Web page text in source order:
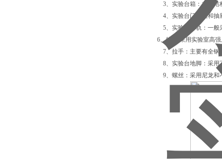
3、实验台箱：主体结构
4、实验台门面板和抽屉
5、实验台滑轨：一般采
6、铰链:采用实验室高强
7、拉手：主要有全钢
8、实验台地脚：采用不
9、螺丝：采用尼龙和